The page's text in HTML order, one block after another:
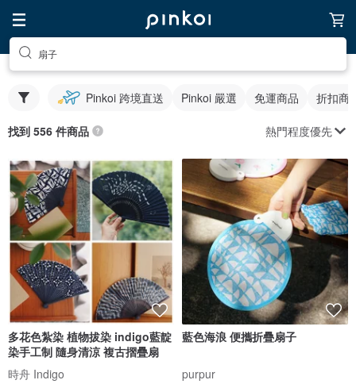
扇子
Pinkoi 跨境直送 Pinkoi 嚴選 免運商品 折扣商
找到 556 件商品 熱門程度優先
多花色紮染 植物拔染 indigo藍靛
染手工制 隨身清涼 複古摺疊扇
時舟 Indigo
藍色海浪 便攜折疊扇子
purpur